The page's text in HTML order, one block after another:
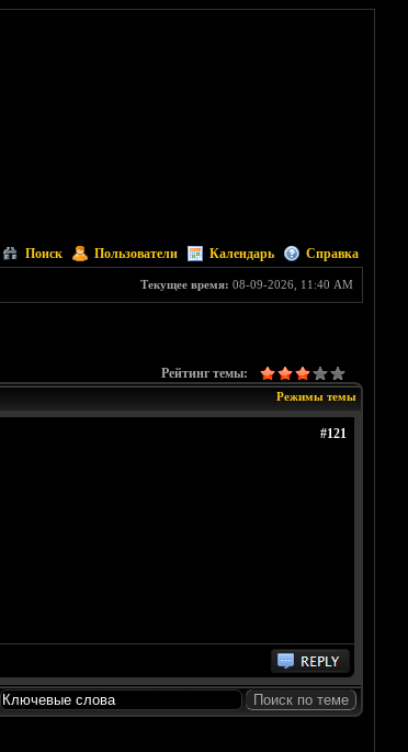
Поиск Пользователи Календарь Справка
Текущее время: 08-09-2026, 11:40 AM
Рейтинг темы:
Режимы темы
#121